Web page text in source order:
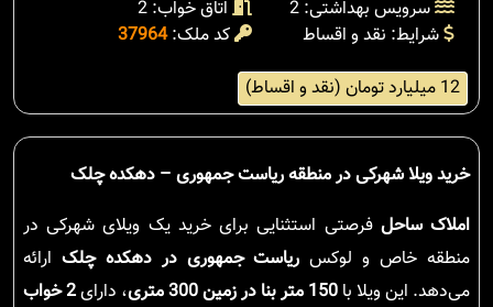
سرویس بهداشتی: 2
اتاق خواب: 2
شرایط: نقد و اقساط
کد ملک:37964
12 میلیارد تومان (نقد و اقساط)
خرید ویلا شهرکی در منطقه ریاست جمهوری – دهکده چلک
املاک ساحل فرصتی استثنایی برای خرید یک ویلای شهرکی در
منطقه خاص و لوکس ریاست جمهوری در دهکده چلک ارائه
می‌دهد. این ویلا با 150 متر بنا در زمین 300 متری ، دارای2 خواب